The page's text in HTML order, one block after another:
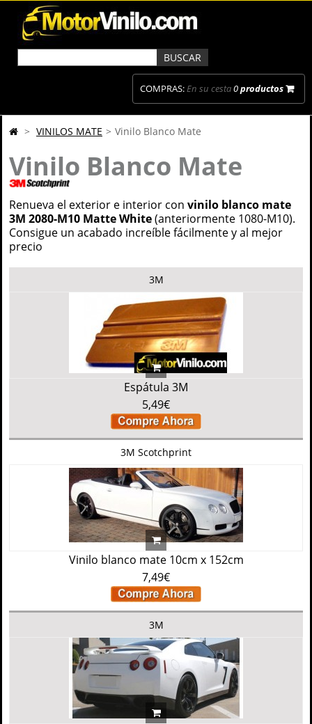
COMPRAS:En su cesta0productos
> VINILOS MATE > Vinilo Blanco Mate
Vinilo Blanco Mate
Renueva el exterior e interior con vinilo blanco mate
3M 2080-M10 Matte White(anteriormente 1080-M10).
Consigue un acabado increíble fácilmente y al mejor
precio
3M
Espátula 3M
5,49€
3M Scotchprint
Vinilo blanco mate 10cm x 152cm
7,49€
3M